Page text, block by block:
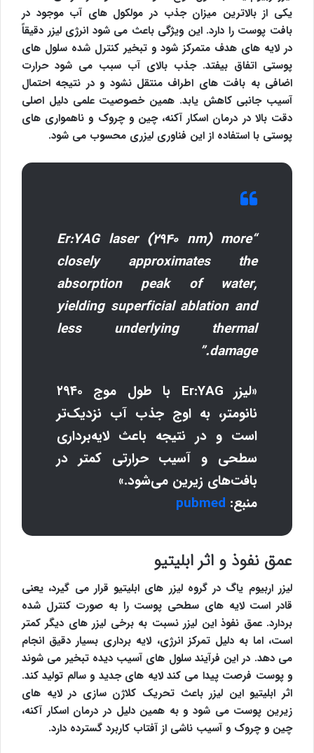
یکی از بالاترین میزان جذب در مولکول های آب موجود در
بافت پوست را دارد. این ویژگی باعث می شود انرژی لیزر دقیقاً
در لایه های هدف متمرکز شود و تبخیر کنترل شده سلول های
پوستی اتفاق بیفتد. جذب بالای آب سبب می شود حرارت
اضافی به بافت های اطراف منتقل نشود و در نتیجه احتمال
آسیب جانبی کاهش یابد. همین خصوصیت علمی دلیل اصلی
دقت بالا در درمان اسکار آکنه، چین و چروک و ناهمواری های
پوستی با استفاده از این فناوری لیزری محسوب می شود.
“Er:YAG laser (2940 nm) more
closely approximates the
absorption peak of water,
yielding superficial ablation and
less underlying thermal
damage.”
«لیزر Er:YAG با طول موج ۲۹۴۰
نانومتر، به اوج جذب آب نزدیک‌تر
است و در نتیجه باعث لایه‌برداری
سطحی و آسیب حرارتی کمتر در
بافت‌های زیرین می‌شود.»
منبع: pubmed
عمق نفوذ و اثر ابلیتیو
لیزر اربیوم یاگ در گروه لیزر های ابلیتیو قرار می گیرد، یعنی
قادر است لایه های سطحی پوست را به صورت کنترل شده
بردارد. عمق نفوذ این لیزر نسبت به برخی لیزر های دیگر کمتر
است، اما به دلیل تمرکز انرژی، لایه برداری بسیار دقیق انجام
می دهد. در این فرآیند سلول های آسیب دیده تبخیر می شوند
و پوست فرصت پیدا می کند لایه های جدید و سالم تولید کند.
اثر ابلیتیو این لیزر باعث تحریک کلاژن سازی در لایه های
زیرین پوست می شود و به همین دلیل در درمان اسکار آکنه،
چین و چروک و آسیب ناشی از آفتاب کاربرد گسترده دارد.